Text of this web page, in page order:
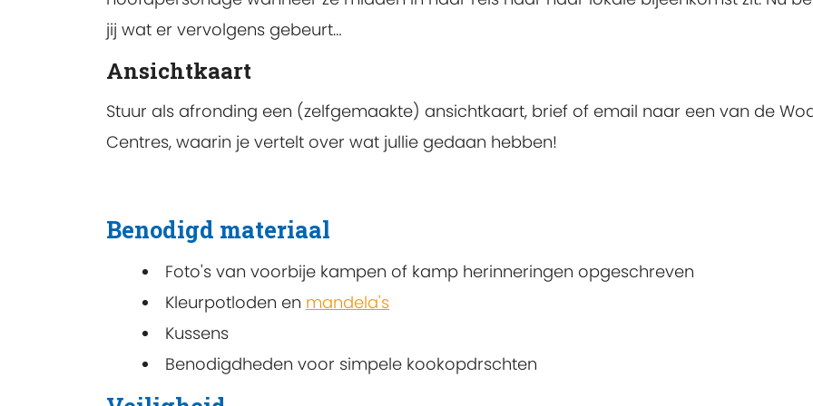
jij wat er vervolgens gebeurt…
Ansichtkaart
Stuur als afronding een (zelfgemaakte) ansichtkaart, brief of email naar een van de
Centres, waarin je vertelt over wat jullie gedaan hebben!
Benodigd materiaal
Foto's van voorbije kampen of kamp herinneringen opgeschreven
Kleurpotloden en mandela's
Kussens
Benodigdheden voor simpele kookopdrschten